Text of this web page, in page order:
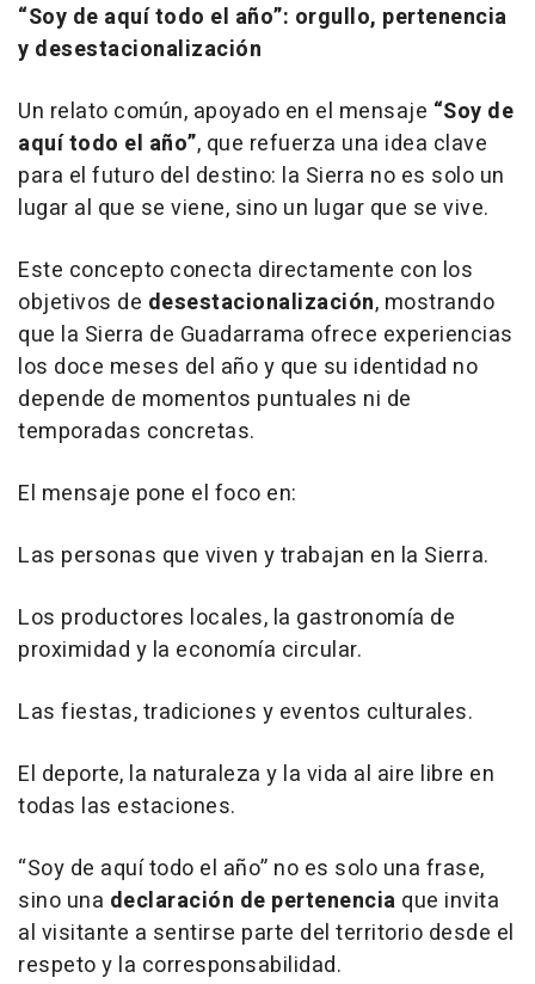
“Soy de aquí todo el año”: orgullo, pertenencia
y desestacionalización
Un relato común, apoyado en el mensaje “Soy de
aquí todo el año”, que refuerza una idea clave
para el futuro del destino: la Sierra no es solo un
lugar al que se viene, sino un lugar que se vive.
Este concepto conecta directamente con los
objetivos de desestacionalización, mostrando
que la Sierra de Guadarrama ofrece experiencias
los doce meses del año y que su identidad no
depende de momentos puntuales ni de
temporadas concretas.
El mensaje pone el foco en:
Las personas que viven y trabajan en la Sierra.
Los productores locales, la gastronomía de
proximidad y la economía circular.
Las fiestas, tradiciones y eventos culturales.
El deporte, la naturaleza y la vida al aire libre en
todas las estaciones.
“Soy de aquí todo el año” no es solo una frase,
sino una declaración de pertenencia que invita
al visitante a sentirse parte del territorio desde el
respeto y la corresponsabilidad.